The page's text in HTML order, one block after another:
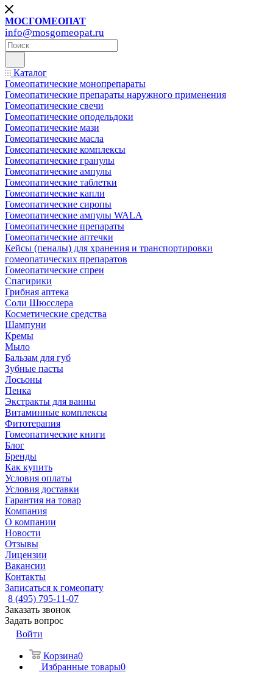
МОСГОМЕОПАТ
info@mosgomeopat.ru
Каталог
Гомеопатические монопрепараты
Гомеопатические препараты наружного применения
Гомеопатические свечи
Гомеопатические оподельдоки
Гомеопатические мази
Гомеопатические масла
Гомеопатические комплексы
Гомеопатические гранулы
Гомеопатические ампулы
Гомеопатические таблетки
Гомеопатические капли
Гомеопатические сиропы
Гомеопатические ампулы WALA
Гомеопатические препараты
Гомеопатические аптечки
Кейсы (пеналы) для хранения и транспортировки
гомеопатических препаратов
Гомеопатические спреи
Спагирики
Грибная аптека
Соли Шюсслера
Косметические средства
Шампуни
Кремы
Мыло
Бальзам для губ
Зубные пасты
Лосьоны
Пенка
Экстракты для ванны
Витаминные комплексы
Фитотерапия
Гомеопатические книги
Блог
Бренды
Как купить
Условия оплаты
Условия доставки
Гарантия на товар
Компания
О компании
Новости
Отзывы
Лицензии
Вакансии
Контакты
Записаться к гомеопату
8 (495) 795-11-07
Заказать звонок
Задать вопрос
Войти
Корзина0
Избранные товары0